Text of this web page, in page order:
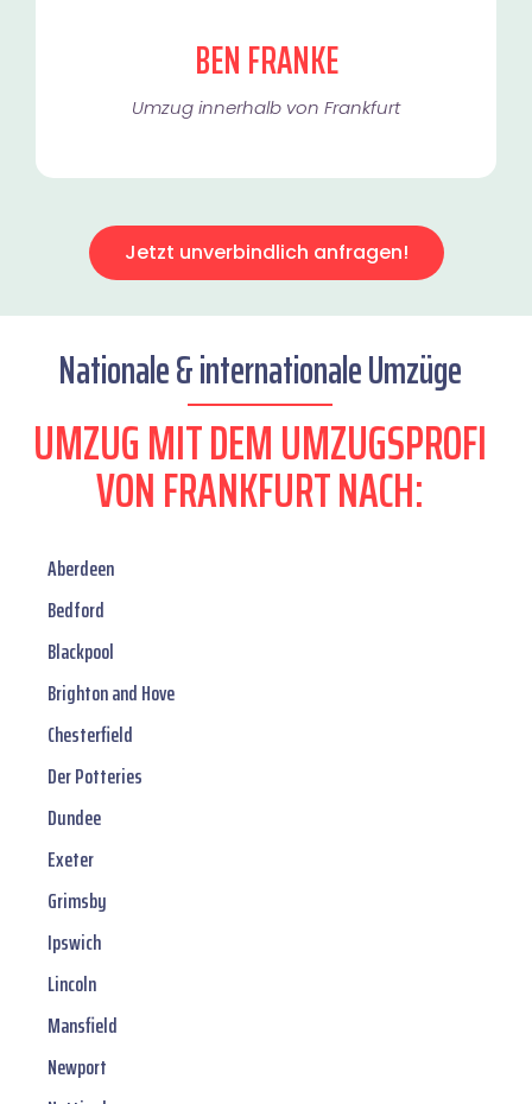
BEN FRANKE
Umzug innerhalb von Frankfurt​
Jetzt unverbindlich anfragen!
Nationale & internationale Umzüge
UMZUG MIT DEM UMZUGSPROFI
VON FRANKFURT NACH:
Aberdeen
Bedford
Blackpool
Brighton and Hove
Chesterfield
Der Potteries
Dundee
Exeter
Grimsby
Ipswich
Lincoln
Mansfield
Newport